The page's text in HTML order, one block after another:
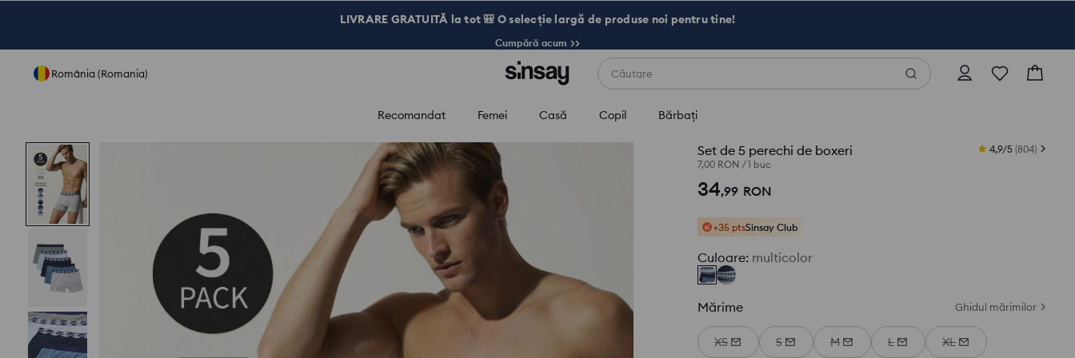
LIVRARE GRATUITĂ la tot 🎒 O selecție largă de produse noi pentru tine!
Cumpără acum >>
România (Romania) Căutare
Recomandat Femei Casă Copil Bărbaţi
Set de 5 perechi de boxeri
7,00 RON /1 buc
4,9/5 (804)
34,99 RON
+35 ptsSinsay Club
Culoare: multicolor
Mărime Ghidul mărimilor
XS S M L XL